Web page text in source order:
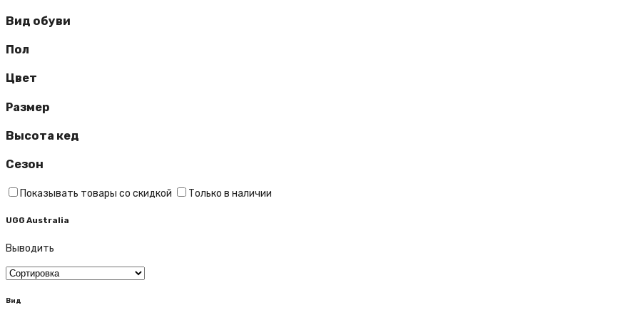
Вид обуви
Пол
Цвет
Размер
Высота кед
Сезон
Показывать товары со скидкой Только в наличии
UGG Australia
Выводить
Вид